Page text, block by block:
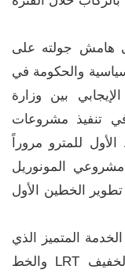
جولته على
والحكومة في
بين وزارة
تنفيذ مشروعات
للمترو مروراً
المونوريل
الخطين الأول
المتميز الذي
يقدم في مرفقي القطار الكهربائي الخفيف LRT والخط